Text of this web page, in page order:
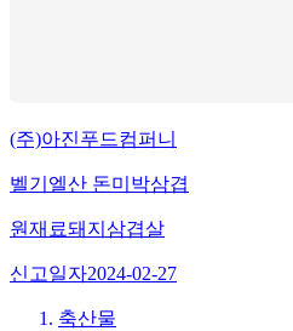
(주)아진푸드컴퍼니
벨기엘산 돈미박삼겹
원재료돼지삼겹살
신고일자2024-02-27
축산물